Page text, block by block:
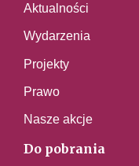
Aktualności
Wydarzenia
Projekty
Prawo
Nasze akcje
Do pobrania